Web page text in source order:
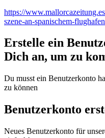
https://
szene-an-spanischem-
Erstelle ein
Dich an, um zu
Du musst ein Benutzerkonto
zu können
Benutzerkonto
Neues Benutzerkonto für